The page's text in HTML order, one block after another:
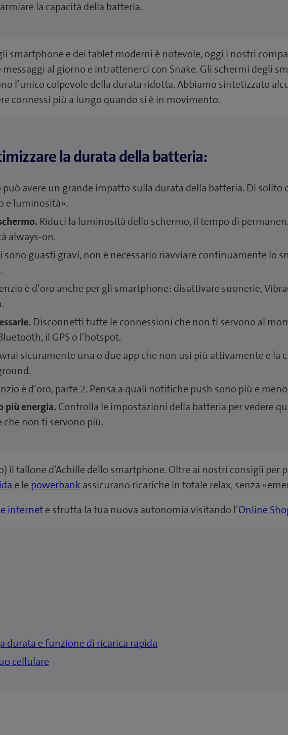
la capacità della batteria.
smartphone e dei tablet moderni è notevole, oggi i nostri
al giorno e intrattenerci con Snake. Gli schermi degli
l’unico colpevole della durata ridotta. Abbiamo sintetizzato
connessi più a lungo quando si è in movimento.
la durata della batteria:
può avere un grande impatto sulla durata della batteria. Di
e luminosità».
Riduci la luminosità dello schermo, il tempo di
always-on.
sono guasti gravi, non è necessario riavviare continuamente lo
è d’oro anche per gli smartphone: disattivare suonerie,
Disconnetti tutte le connessioni che non ti servono al
il GPS o l’hotspot.
sicuramente una o due app che non usi più attivamente e la
è d’oro, parte 2. Pensa a quali notifiche push sono più e
più energia. Controlla le impostazioni della batteria per vedere
che non ti servono più.
il tallone d’Achille dello smartphone. Oltre ai nostri consigli per
e le powerbank assicurano ricariche in totale relax, senza
internete sfrutta la tua nuova autonomia visitando l’Online
durata e funzione di ricarica rapida
cellulare